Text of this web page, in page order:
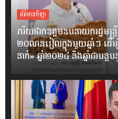
ព័ត៌មានកីឡា
ភរិយាឯកឧត្តមឧបនាយករដ្ឋមន្ត្
២០លានរៀលក្នុងមួយឆ្នាំៗ ដើ
នាក់» ឆ្នាំ២០២៤ និងឆ្នាំជាបន្ត